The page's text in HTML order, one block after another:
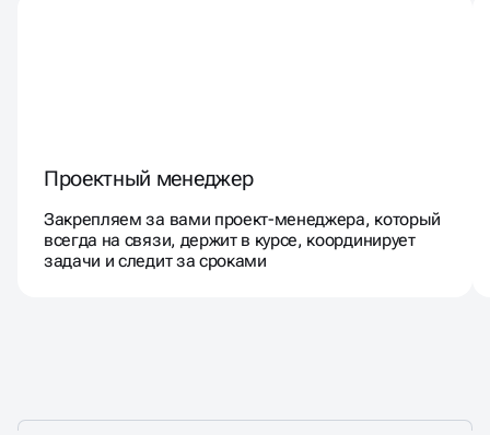
Проектный менеджер
Закрепляем за вами проект-менеджера, который
всегда на связи, держит в курсе, координирует
задачи и следит за сроками